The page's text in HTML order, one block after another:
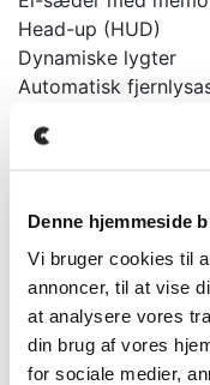
Denne hjemmeside
Vi bruger cookies til
annoncer, til at vise
at analysere vores
din brug af vores
for sociale medier,
Head-up (HUD)
Dynamiske lygter
Automatisk
Night pakke
På denne bil kan vi
Der tages
bilen kan være solgt.